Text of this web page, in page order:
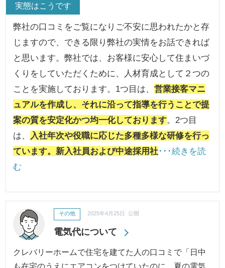
実態はこうです
弊社の口コミをご覧になりご不安に思われたかと存
じますので、できる限り弊社の実情をお話できれば
と思います。弊社では、お客様に安心して住まいづ
くりをしていただくために、人材育成として２つの
ことを実施しております。1つ目は、営業接客マニ
ュアルを作成し、それに沿って指導を行うことで提
案の質を安定化かつ均一化しております。2つ目
は、
入社年次や役職に応じた多種多様な研修を行っ
ています。新入社員および中途採用社･･･続きを読
む
電気代について
その他 2025年4月25日 公開
クレバリーホームで住宅を建てた人の口コミで「日中
も在宅のうえにエアコンをつけていたのに、夏の電気